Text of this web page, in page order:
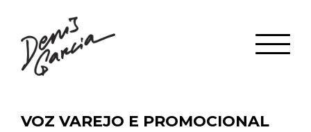
VOZ VAREJO E PROMOCIONAL